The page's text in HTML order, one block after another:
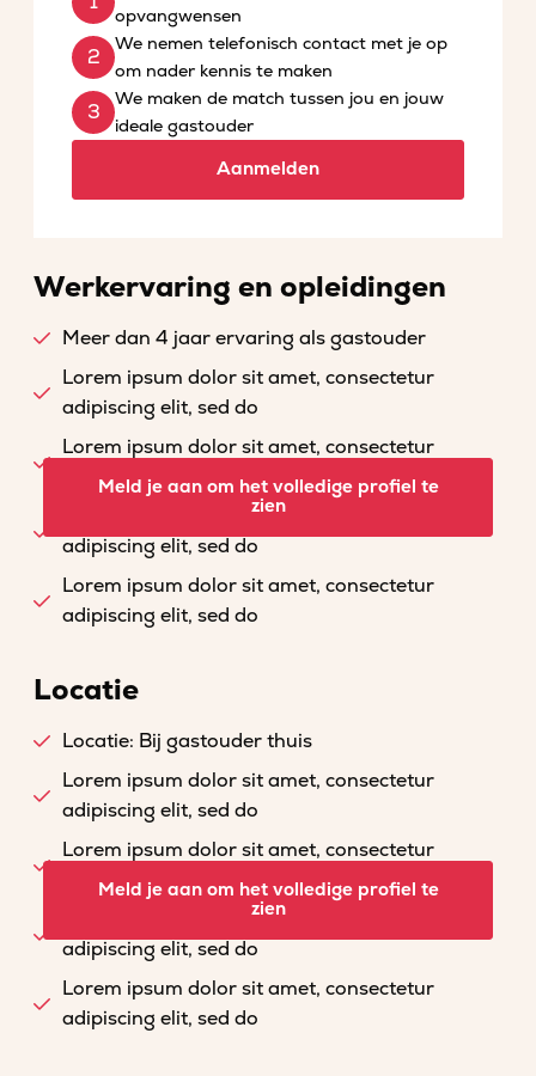
opvangwensen
We nemen telefonisch contact met je op
om nader kennis te maken
We maken de match tussen jou en jouw
ideale gastouder
Aanmelden
Werkervaring en opleidingen
Meer dan 4 jaar ervaring als gastouder
Lorem ipsum dolor sit amet, consectetur
adipiscing elit, sed do
Lorem ipsum dolor sit amet, consectetur
adipiscing elit, sed do
Lorem ipsum dolor sit amet, consectetur
adipiscing elit, sed do
Lorem ipsum dolor sit amet, consectetur
adipiscing elit, sed do
Meld je aan om het volledige profiel te
zien
Locatie
Locatie: Bij gastouder thuis
Lorem ipsum dolor sit amet, consectetur
adipiscing elit, sed do
Lorem ipsum dolor sit amet, consectetur
adipiscing elit, sed do
Lorem ipsum dolor sit amet, consectetur
adipiscing elit, sed do
Lorem ipsum dolor sit amet, consectetur
adipiscing elit, sed do
Meld je aan om het volledige profiel te
zien